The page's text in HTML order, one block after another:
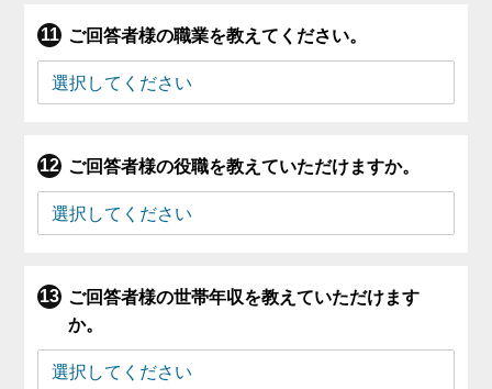
ご回答者様の職業を教えてください。
ご回答者様の役職を教えていただけますか。
ご回答者様の世帯年収を教えていただけます
か。